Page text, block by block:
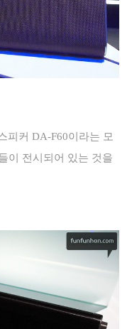
피커 DA-F60이라는 모
이 전시되어 있는 것을